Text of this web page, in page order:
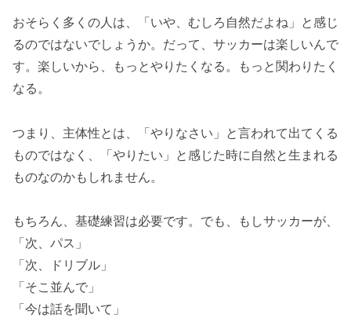
おそらく多くの人は、「いや、むしろ自然だよね」と感じ
るのではないでしょうか。だって、サッカーは楽しいんで
す。楽しいから、もっとやりたくなる。もっと関わりたく
なる。
つまり、主体性とは、「やりなさい」と言われて出てくる
ものではなく、「やりたい」と感じた時に自然と生まれる
ものなのかもしれません。
もちろん、基礎練習は必要です。でも、もしサッカーが、
「次、パス」
「次、ドリブル」
「そこ並んで」
「今は話を聞いて」